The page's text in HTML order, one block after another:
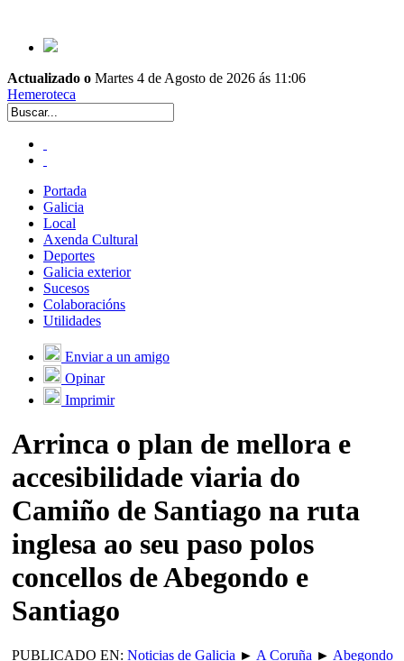
Actualizado o Martes 4 de Agosto de 2026 ás 11:06
Hemeroteca
Portada
Galicia
Local
Axenda Cultural
Deportes
Galicia exterior
Sucesos
Colaboracións
Utilidades
Enviar a un amigo
Opinar
Imprimir
Arrinca o plan de mellora e
accesibilidade viaria do
Camiño de Santiago na ruta
inglesa ao seu paso polos
concellos de Abegondo e
Santiago
PUBLICADO EN: Noticias de Galicia ► A Coruña ► Abegondo